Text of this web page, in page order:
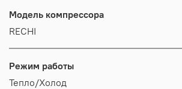
Модель компрессора
RECHI
Режим работы
Тепло/Холод